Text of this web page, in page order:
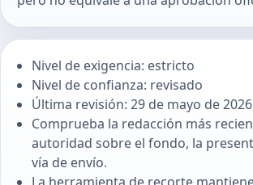
Nivel de exigencia: estricto
Nivel de confianza: revisado
Última revisión: 29 de mayo de 2026
Comprueba la redacción más
autoridad sobre el fondo, la
vía de envío.